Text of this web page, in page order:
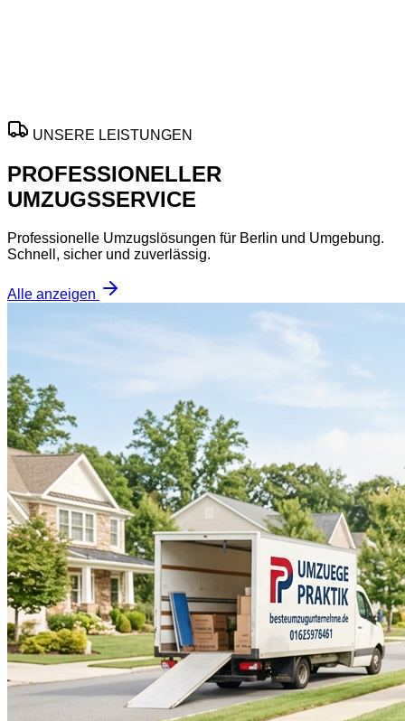
UNSERE LEISTUNGEN
PROFESSIONELLER
UMZUGSSERVICE
Professionelle Umzugslösungen für Berlin und Umgebung.
Schnell, sicher und zuverlässig.
Alle anzeigen